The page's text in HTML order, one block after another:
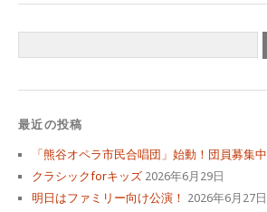
最近の投稿
「熊谷オペラ市民合唱団」始動！団員募集中
クラシックforキッズ 2026年6月29日
明日はファミリー向け公演！ 2026年6月27日